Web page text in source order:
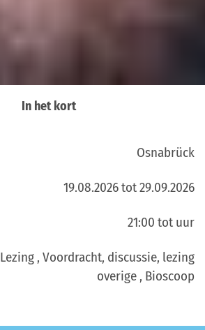
In het kort
Osnabrück
19.08.2026 tot 29.09.2026
21:00 tot uur
Lezing , Voordracht, discussie, lezing
overige , Bioscoop